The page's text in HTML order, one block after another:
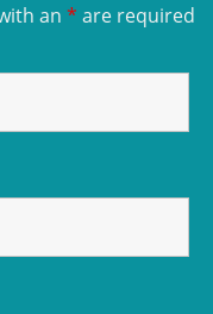
an * are required